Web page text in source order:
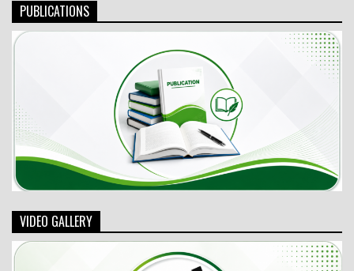
PUBLICATIONS
VIDEO GALLERY